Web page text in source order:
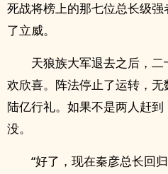
死战将榜上的那七位总长级
了立威。
天狼族大军退去之后，
欢欣喜。阵法停止了运转，
陆亿行礼。如果不是两人赶
没。
“好了，现在秦彦总长回